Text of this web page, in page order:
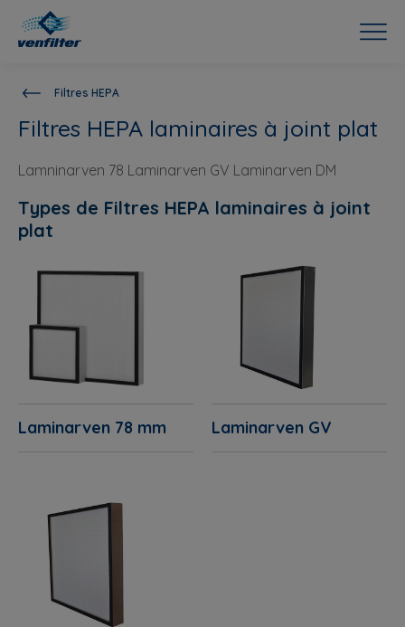
Filtres HEPA
Filtres HEPA laminaires à joint plat
Lamninarven 78 Laminarven GV Laminarven DM
Types de Filtres HEPA laminaires à joint
plat
Laminarven 78 mm Laminarven GV